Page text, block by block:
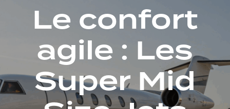
Le confort
agile : Les
Super Mid